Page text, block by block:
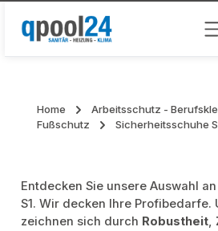
Zum Hauptinhalt springen
Home
Arbeitsschutz -
Fußschutz
Sicherheitsschuhe
Entdecken Sie unsere Auswahl
S1. Wir decken Ihre Profibedarfe.
zeichnen sich durch Robustheit,